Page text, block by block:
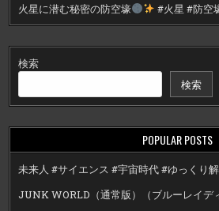
火星に潜む秘密の防空壕
#火星 #防空
検索
検索
POPULAR POSTS
未来人 #サイエンス #宇宙時代 #ゆっくり
JUNK WORLD（通常版）（ブルーレイデ